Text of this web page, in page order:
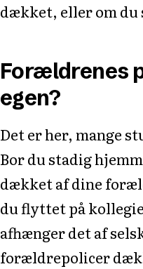
dækket, eller om du
Forældrenes
egen?
Det er her, mange
Bor du stadig
dækket af dine
du flyttet på
afhænger det af
forældrepolicer